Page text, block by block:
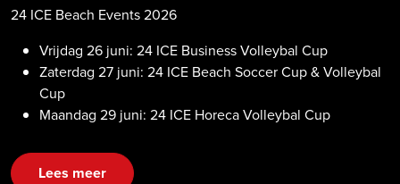
24 ICE Beach Events 2026
Vrijdag 26 juni: 24 ICE Business Volleybal Cup
Zaterdag 27 juni: 24 ICE Beach Soccer Cup & Volleybal
Cup
Maandag 29 juni: 24 ICE Horeca Volleybal Cup
Lees meer